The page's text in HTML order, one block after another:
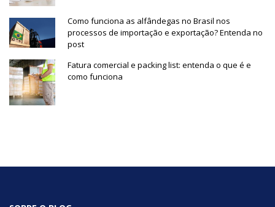
Como funciona as alfândegas no Brasil nos
processos de importação e exportação? Entenda no
post
Fatura comercial e packing list: entenda o que é e
como funciona